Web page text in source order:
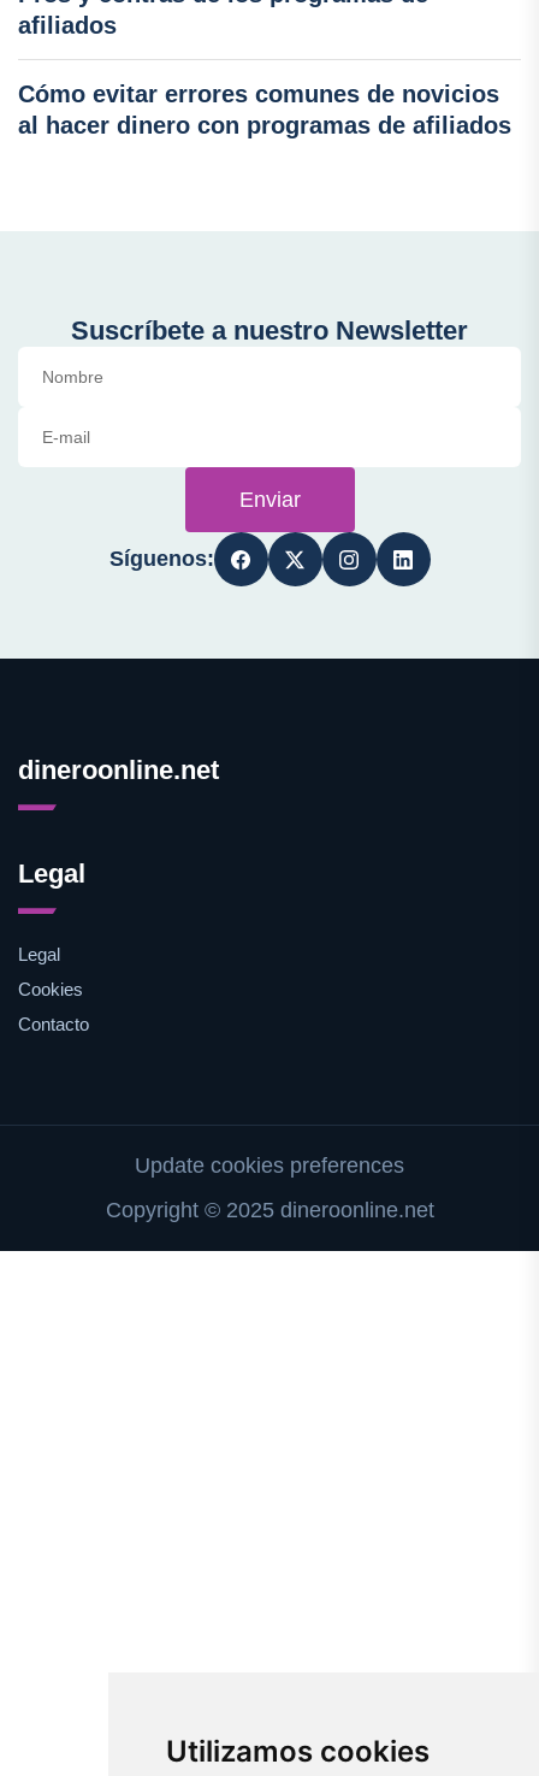
Utilizamos cookies
afiliados
Cómo evitar errores comunes de novicios
al hacer dinero con programas de afiliados
Suscríbete a nuestro Newsletter
Enviar
Síguenos:
dineroonline.net
Legal
Legal
Cookies
Contacto
Update cookies preferences
Copyright © 2025 dineroonline.net